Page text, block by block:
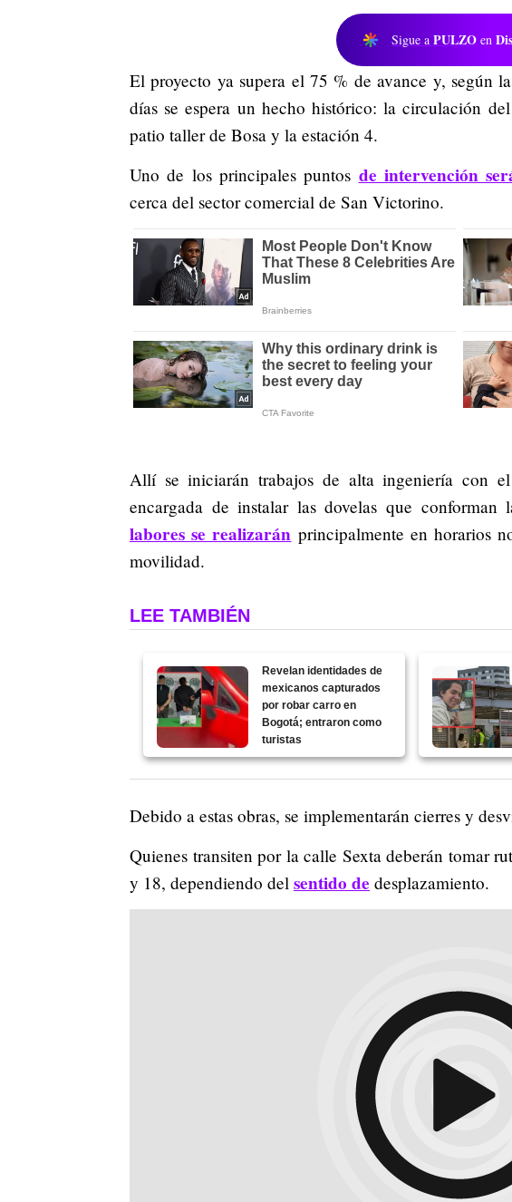
Sigue a PULZO en
El proyecto ya supera el 75 % de avance y, según
días se espera un hecho histórico: la circulación
patio taller de Bosa y la estación 4.
Uno de los principales puntos de intervención
cerca del sector comercial de San Victorino.
Allí se iniciarán trabajos de alta ingeniería con
encargada de instalar las dovelas que conforman
labores se realizarán principalmente en horarios
movilidad.
LEE TAMBIÉN
Revelan identidades de
mexicanos capturados
por robar carro en
Bogotá; entraron como
turistas
Debido a estas obras, se implementarán cierres y
Quienes transiten por la calle Sexta deberán tomar
y 18, dependiendo del sentido de desplazamiento.